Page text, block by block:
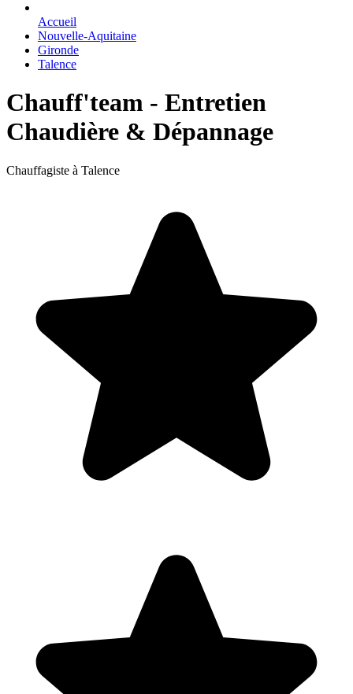
Accueil
Nouvelle-Aquitaine
Gironde
Talence
Chauff'team - Entretien
Chaudière & Dépannage
Chauffagiste à Talence